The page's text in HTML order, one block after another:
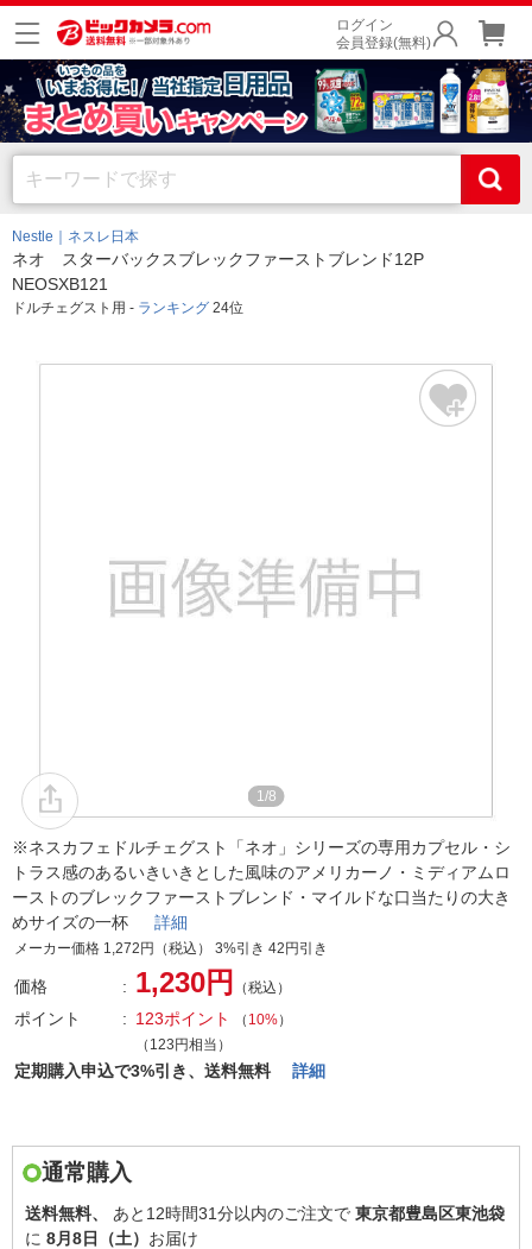
ログイン
会員登録(無料)
Nestle｜ネスレ日本
ネオ スターバックスブレックファーストブレンド12P
NEOSXB121
ドルチェグスト用 - ランキング 24位
1/8
※ネスカフェドルチェグスト「ネオ」シリーズの専用カプセル・シ
トラス感のあるいきいきとした風味のアメリカーノ・ミディアムロ
ーストのブレックファーストブレンド・マイルドな口当たりの大き
めサイズの一杯 詳細
メーカー価格 1,272円（税込） 3%引き 42円引き
価格 1,230円 （税込）
ポイント 123ポイント （ 10%）
（123円相当）
定期購入申込で3%引き、送料無料 詳細
通常購入
送料無料、 あと 12時間31分以内のご注文で 東京都豊島区東池袋
に 8月8日（土） お届け